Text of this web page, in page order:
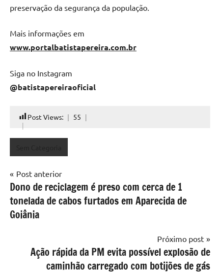
preservação da segurança da população.
Mais informações em
www.portalbatistapereira.com.br
Siga no Instagram
@batistapereiraoficial
Post Views: 55
Navegação
de
Post
Post anterior
Dono de reciclagem é preso com cerca de 1
tonelada de cabos furtados em Aparecida de
Goiânia
Próximo post
Ação rápida da PM evita possível explosão de
caminhão carregado com botijões de gás